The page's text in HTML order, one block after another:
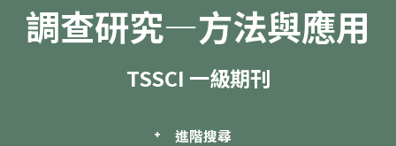
調查研究—方法與應用
TSSCI 一級期刊
進階搜尋